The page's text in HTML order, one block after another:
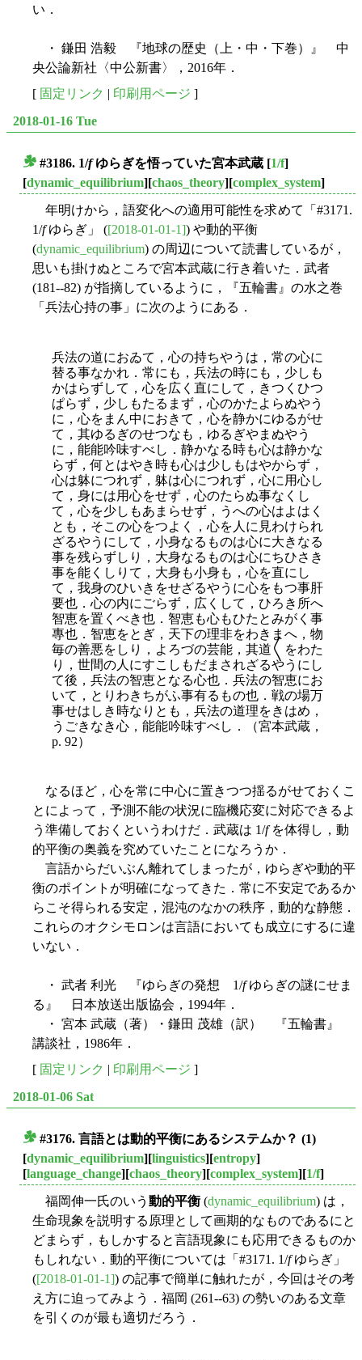
い．
・ 鎌田 浩毅 『地球の歴史（上・中・下巻）』 中
央公論新社〈中公新書〉，2016年．
[ 固定リンク | 印刷用ページ ]
2018-01-16 Tue
#3186. 1/fゆらぎを悟っていた宮本武蔵 [1/f]
[dynamic_equilibrium][chaos_theory][complex_system]
年明けから，語変化への適用可能性を求めて「#3171.
1/fゆらぎ」 ([2018-01-01-1]) や動的平衡
(dynamic_equilibrium) の周辺について読書しているが，
思いも掛けぬところで宮本武蔵に行き着いた．武者
(181--82) が指摘しているように，『五輪書』の水之巻
「兵法心持の事」に次のようにある．
兵法の道におゐて，心の持ちやうは，常の心に
替る事なかれ．常にも，兵法の時にも，少しも
かはらずして，心を広く直にして，きつくひつ
ぱらず，少しもたるまず，心のかたよらぬやう
に，心をまん中におきて，心を静かにゆるがせ
て，其ゆるぎのせつなも，ゆるぎやまぬやう
に，能能吟味すべし．静かなる時も心は静かな
らず，何とはやき時も心は少しもはやからず，
心は躰につれず，躰は心につれず，心に用心し
て，身には用心をせず，心のたらぬ事なくし
て，心を少しもあまらせず，うへの心はよはく
とも，そこの心をつよく，心を人に見わけられ
ざるやうにして，小身なるものは心に大きなる
事を残らずしり，大身なるものは心にちひさき
事を能くしりて，大身も小身も，心を直にし
て，我身のひいきをせざるやうに心をもつ事肝
要也．心の内にごらず，広くして，ひろき所へ
智恵を置くべき也．智恵も心もひたとみがく事
專也．智恵をとぎ，天下の理非をわきまへ，物
毎の善悪をしり，よろづの芸能，其道〱をわた
り，世間の人にすこしもだまされざるやうにし
て後，兵法の智恵となる心也．兵法の智恵にお
いて，とりわきちがふ事有るもの也．戦の場万
事せはしき時なりとも，兵法の道理をきはめ，
うごきなき心，能能吟味すべし．（宮本武蔵，
p. 92）
なるほど，心を常に中心に置きつつ揺るがせておくこ
とによって，予測不能の状況に臨機応変に対応できるよ
う準備しておくというわけだ．武蔵は 1/fを体得し，動
的平衡の奥義を究めていたことになろうか．
言語からだいぶん離れてしまったが，ゆらぎや動的平
衡のポイントが明確になってきた．常に不安定であるか
らこそ得られる安定，混沌のなかの秩序，動的な静態．
これらのオクシモロンは言語においても成立にするに違
いない．
・ 武者 利光 『ゆらぎの発想 1/fゆらぎの謎にせま
る』 日本放送出版協会，1994年．
・ 宮本 武蔵（著）・鎌田 茂雄（訳） 『五輪書』
講談社，1986年．
[ 固定リンク | 印刷用ページ ]
2018-01-06 Sat
#3176. 言語とは動的平衡にあるシステムか？ (1)
[dynamic_equilibrium][linguistics][entropy]
[language_change][chaos_theory][complex_system][1/f]
福岡伸一氏のいう 動的平衡 (dynamic_equilibrium) は，
生命現象を説明する原理として画期的なものであるにと
どまらず，もしかすると言語現象にも応用できるものか
もしれない．動的平衡については「#3171. 1/fゆらぎ」
([2018-01-01-1]) の記事で簡単に触れたが，今回はその考
え方に迫ってみよう．福岡 (261--63) の勢いのある文章
を引くのが最も適切だろう．